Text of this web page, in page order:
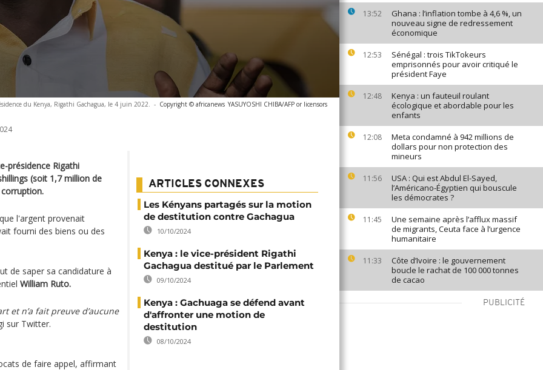
13:52
Ghana : l’inflation tombe à 4,6 %, un
nouveau signe de redressement
économique
12:53
Sénégal : trois TikTokeurs
emprisonnés pour avoir critiqué le
président Faye
12:48
Kenya : un fauteuil roulant
écologique et abordable pour les
enfants
12:08
Meta condamné à 942 millions de
dollars pour non protection des
mineurs
11:56
USA : Qui est Abdul El-Sayed,
l’Américano-Égyptien qui bouscule
les démocrates ?
11:45
Une semaine après l’afflux massif
de migrants, Ceuta face à l’urgence
humanitaire
11:33
Côte d’Ivoire : le gouvernement
boucle le rachat de 100 000 tonnes
de cacao
PUBLICITÉ
du Kenya, Rigathi Gachagua, le 4 juin 2022. - Copyright © africanews YASUYOSHI CHIBA/AFP or licensors
présidence Rigathi
(soit 1,7 million de
l'argent provenait
fourni des biens ou des
de saper sa candidature à
William Ruto.
et n’a fait preuve d’aucune
sur Twitter.
de faire appel, affirmant
ARTICLES CONNEXES
Les Kényans partagés sur la motion
de destitution contre Gachagua
10/10/2024
Kenya : le vice-président Rigathi
Gachagua destitué par le Parlement
09/10/2024
Kenya : Gachuaga se défend avant
d'affronter une motion de
destitution
08/10/2024